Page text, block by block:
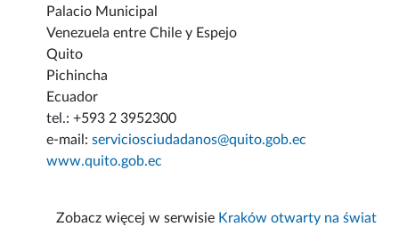
Palacio Municipal
Venezuela entre Chile y Espejo
Quito
Pichincha
Ecuador
tel.: +593 2 3952300
e-mail:serviciosciudadanos@quito.gob.ec
www.quito.gob.ec
Zobacz więcej w serwisie Kraków otwarty na świat